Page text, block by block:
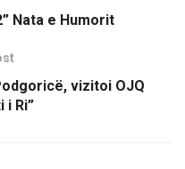
Nata e Humorit
vizitoi OJQ
i Ri”